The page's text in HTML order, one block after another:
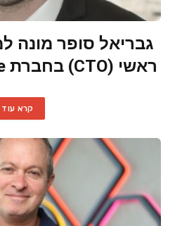
גבריאל סופר מונה
ראשי (CTO) בחברת Matrix 2BSecure
קרא עוד